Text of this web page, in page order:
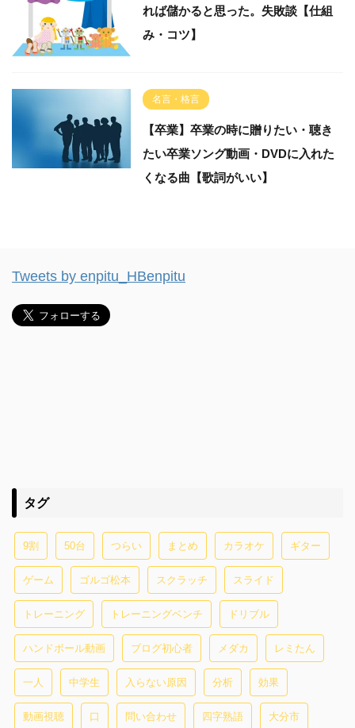
れば儲かると思った。失敗談【仕組
み・コツ】
名言・格言
【卒業】卒業の時に贈りたい・聴き
たい卒業ソング動画・DVDに入れた
くなる曲【歌詞がいい】
Tweets by enpitu_HBenpitu
タグ
9割 50台 つらい まとめ カラオケ ギター
ゲーム ゴルゴ松本 スクラッチ スライド
トレーニング トレーニングベンチ ドリブル
ハンドボール動画 ブログ初心者 メダカ レミたん
一人 中学生 入らない原因 分析 効果
動画視聴 口 問い合わせ 四字熟語 大分市